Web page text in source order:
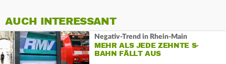
AUCH INTERESSANT
Negativ-Trend in Rhein-Main
MEHR ALS JEDE ZEHNTE S-
BAHN FÄLLT AUS